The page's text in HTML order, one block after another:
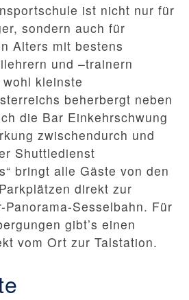
ist nicht nur für
sondern auch für
Alters mit bestens
und –trainern
kleinste
beherbergt neben
die Bar Einkehrschwung
zwischendurch und
Shuttledienst
bringt alle Gäste von den
direkt zur
Panorama-Sesselbahn. Für
gibt’s einen
vom Ort zur Talstation.